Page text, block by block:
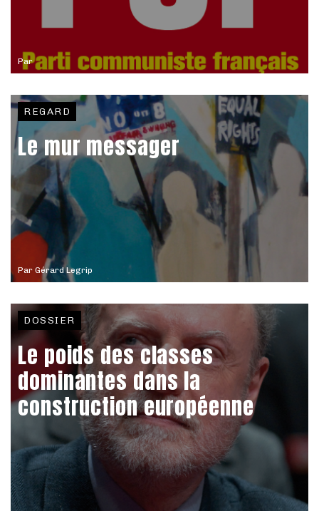
Par
Par Gérard Legrip
REGARD
Le mur messager
DOSSIER
Le poids des classes
dominantes dans la
construction européenne